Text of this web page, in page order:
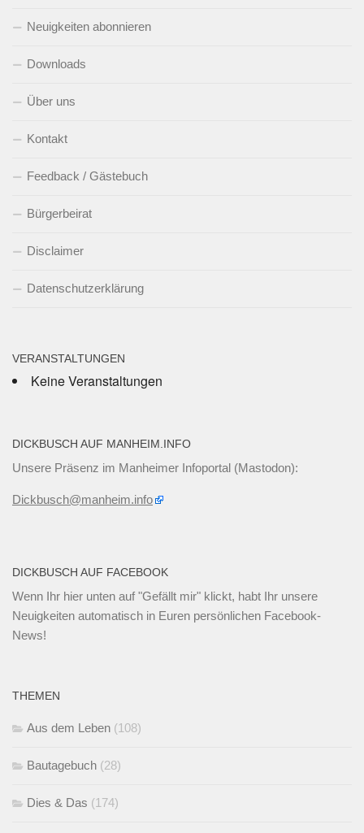
Neuigkeiten abonnieren
Downloads
Über uns
Kontakt
Feedback / Gästebuch
Bürgerbeirat
Disclaimer
Datenschutzerklärung
VERANSTALTUNGEN
Keine Veranstaltungen
DICKBUSCH AUF MANHEIM.INFO
Unsere Präsenz im Manheimer Infoportal (Mastodon):
Dickbusch@manheim.info
DICKBUSCH AUF FACEBOOK
Wenn Ihr hier unten auf "Gefällt mir" klickt, habt Ihr unsere
Neuigkeiten automatisch in Euren persönlichen Facebook-
News!
THEMEN
Aus dem Leben (108)
Bautagebuch (28)
Dies & Das (174)